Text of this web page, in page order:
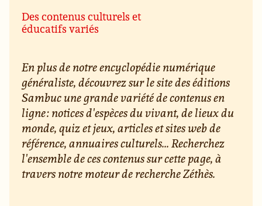
Des contenus culturels et
éducatifs variés
En plus de notre encyclopédie numérique
généraliste, découvrez sur le site des éditions
Sambuc une grande variété de contenus en
ligne : notices d'espèces du vivant, de lieux du
monde, quiz et jeux, articles et sites web de
référence, annuaires culturels... Recherchez
l'ensemble de ces contenus sur cette page, à
travers notre moteur de recherche Zéthès.